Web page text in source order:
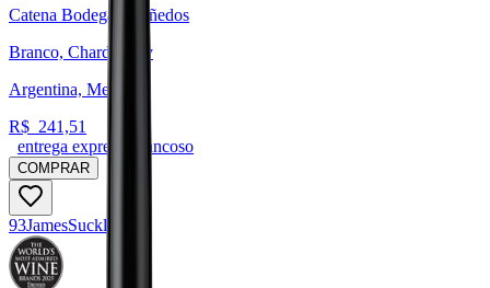
Catena Bodega y Viñedos
Branco, Chardonnay
Argentina, Mendoza
R$ 241,51
entrega expressa trancoso
COMPRAR
93JamesSuckling